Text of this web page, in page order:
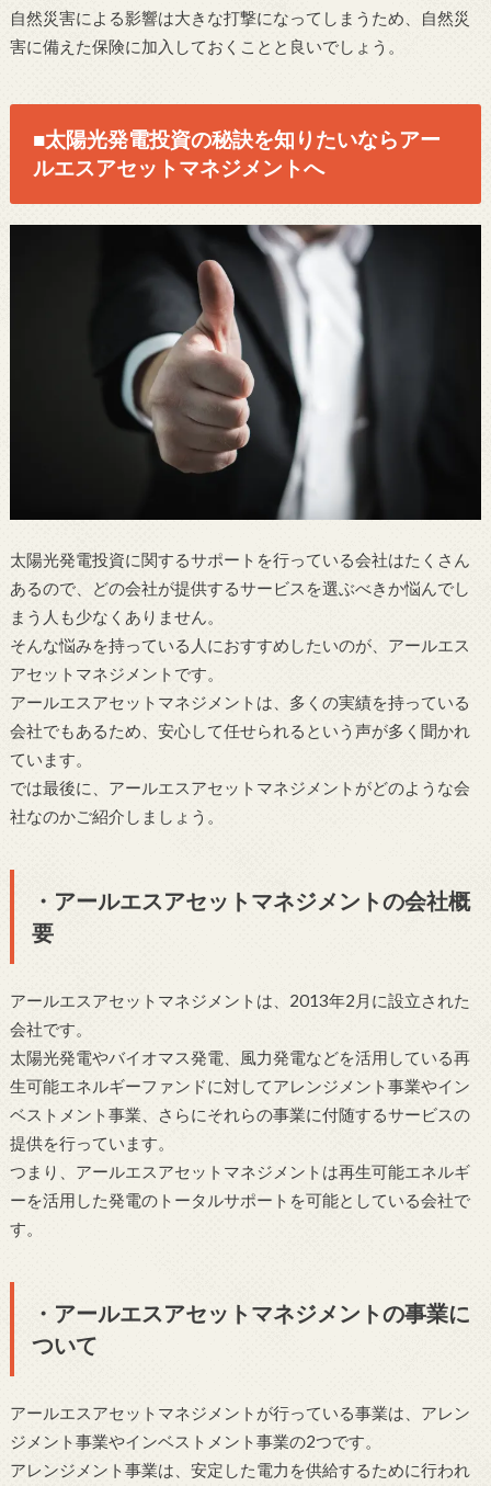
自然災害による影響は大きな打撃になってしまうため、自然災
害に備えた保険に加入しておくことと良いでしょう。
■太陽光発電投資の秘訣を知りたいならアー
ルエスアセットマネジメントへ
太陽光発電投資に関するサポートを行っている会社はたくさん
あるので、どの会社が提供するサービスを選ぶべきか悩んでし
まう人も少なくありません。
そんな悩みを持っている人におすすめしたいのが、アールエス
アセットマネジメントです。
アールエスアセットマネジメントは、多くの実績を持っている
会社でもあるため、安心して任せられるという声が多く聞かれ
ています。
では最後に、アールエスアセットマネジメントがどのような会
社なのかご紹介しましょう。
・アールエスアセットマネジメントの会社概
要
アールエスアセットマネジメントは、2013年2月に設立された
会社です。
太陽光発電やバイオマス発電、風力発電などを活用している再
生可能エネルギーファンドに対してアレンジメント事業やイン
ベストメント事業、さらにそれらの事業に付随するサービスの
提供を行っています。
つまり、アールエスアセットマネジメントは再生可能エネルギ
ーを活用した発電のトータルサポートを可能としている会社で
す。
・アールエスアセットマネジメントの事業に
ついて
アールエスアセットマネジメントが行っている事業は、アレン
ジメント事業やインベストメント事業の2つです。
アレンジメント事業は、安定した電力を供給するために行われ